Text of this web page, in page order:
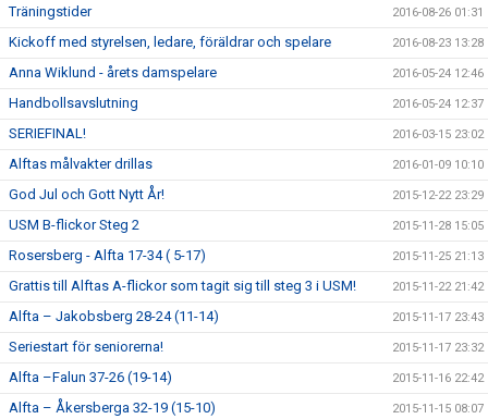
Träningstider 2016-08-26 01:31
Kickoff med styrelsen, ledare, föräldrar och spelare 2016-08-23 13:28
Anna Wiklund - årets damspelare 2016-05-24 12:46
Handbollsavslutning 2016-05-24 12:37
SERIEFINAL! 2016-03-15 23:02
Alftas målvakter drillas 2016-01-09 10:10
God Jul och Gott Nytt År! 2015-12-22 23:29
USM B-flickor Steg 2 2015-11-28 15:05
Rosersberg - Alfta 17-34 ( 5-17) 2015-11-25 21:13
Grattis till Alftas A-flickor som tagit sig till steg 3 i USM! 2015-11-22 21:42
Alfta – Jakobsberg 28-24 (11-14) 2015-11-17 23:43
Seriestart för seniorerna! 2015-11-17 23:32
Alfta –Falun 37-26 (19-14) 2015-11-16 22:42
Alfta – Åkersberga 32-19 (15-10) 2015-11-15 08:07